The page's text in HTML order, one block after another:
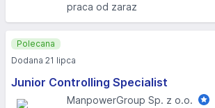
praca od zaraz
Junior Controlling Specialist
ManpowerGroup Sp. z o.o.
Polecana
Dodana 21 lipca